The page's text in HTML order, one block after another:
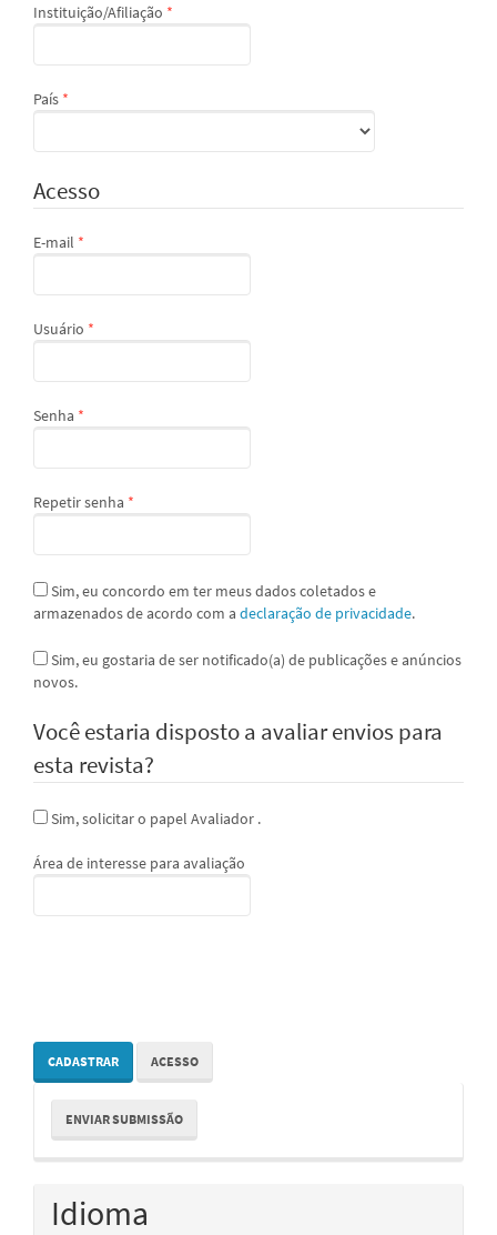
Instituição/Afiliação *
País *
Acesso
E-mail *
Usuário *
Senha *
Repetir senha *
armazenados de acordo com a declaração de privacidade.
novos.
Você estaria disposto a avaliar envios para
esta revista?
Sim, solicitar o papel Avaliador .
Área de interesse para avaliação
CADASTRAR ACESSO
Enviar
Submissão
ENVIAR SUBMISSÃO
Idioma